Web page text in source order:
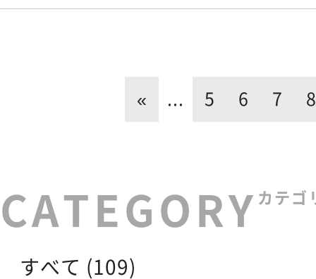
« ... 5 6 7 8
カテゴ
すべて (109)